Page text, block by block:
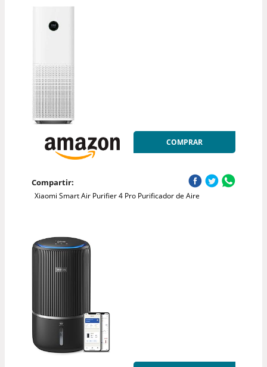
COMPRAR
Compartir:
Xiaomi Smart Air Purifier 4 Pro Purificador de Aire